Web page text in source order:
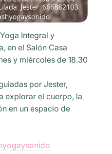
Integral y
en el Salón Casa
y miércoles de 18.30
por Jester,
explorar el cuerpo, la
en un espacio de